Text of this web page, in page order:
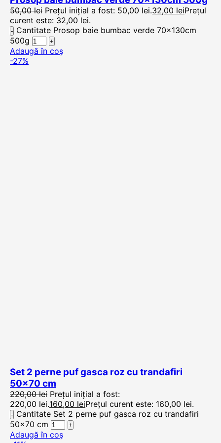
50,00lei Prețul inițial a fost: 50,00 lei.32,00 leiPrețul
curent este: 32,00 lei.
Cantitate Prosop baie bumbac verde 70x130cm
500g
Adaugă în coș
-27%
Set 2 perne puf gasca roz cu trandafiri
50×70 cm
220,00lei Prețul inițial a fost:
220,00 lei.160,00 leiPrețul curent este: 160,00 lei.
Cantitate Set 2 perne puf gasca roz cu trandafiri
50x70 cm
Adaugă în coș